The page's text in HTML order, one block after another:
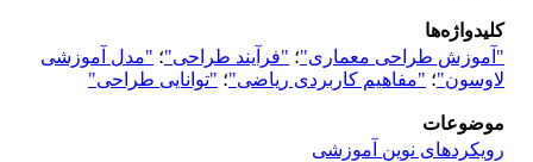
کلیدواژه‌ها
"آموزش طراحی معماری"؛ "فرآیند طراحی"؛ "مدل آموزشی
لاوسون"؛ "مفاهیم کاربردی ریاضی"؛ "توانایی طراحی"
موضوعات
رویکردهای نوین آموزشی